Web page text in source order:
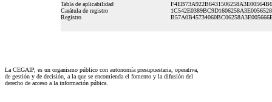
Tabla de aplicabilidad
Carátula de registro
Registro
La CEGAIP, es un organismo público con autonomía presupuestaria, operativa,
de gestión y de decisión, a la que se encomienda el fomento y la difusión del
derecho de acceso a la información púbica.